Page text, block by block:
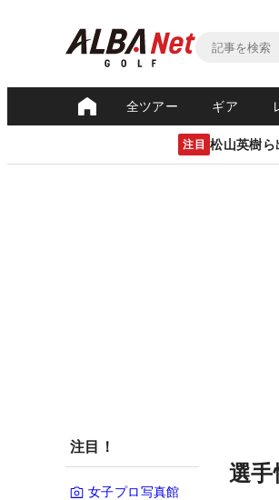
全ツアー ギア
注目 松山英樹
注目！
女子プロ写真館
選手